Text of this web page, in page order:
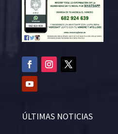
ÚLTIMAS NOTICIAS